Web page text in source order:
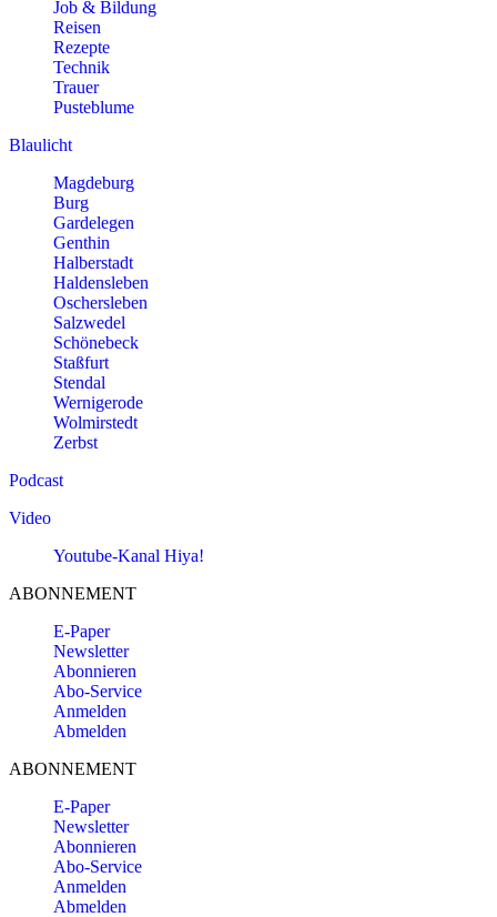
Job & Bildung
Reisen
Rezepte
Technik
Trauer
Pusteblume
Blaulicht
Magdeburg
Burg
Gardelegen
Genthin
Halberstadt
Haldensleben
Oschersleben
Salzwedel
Schönebeck
Staßfurt
Stendal
Wernigerode
Wolmirstedt
Zerbst
Podcast
Video
Youtube-Kanal Hiya!
ABONNEMENT
E-Paper
Newsletter
Abonnieren
Abo-Service
Anmelden
Abmelden
ABONNEMENT
E-Paper
Newsletter
Abonnieren
Abo-Service
Anmelden
Abmelden